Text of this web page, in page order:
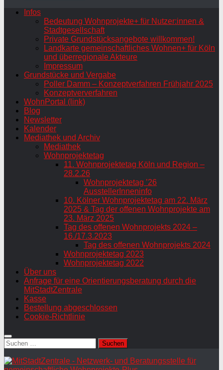
Infos
Bedeutung Wohnprojekte+ für Nutzer:innen &
Stadtgesellschaft
Private Grundstücksangebote willkommen!
Landkarte gemeinschaftliches Wohnen+ für Köln
und überregionale Akteure
Impressum
Grundstücke und Vergabe
Poller Damm – Konzeptverfahren Frühjahr 2025
Konzeptververfahren
WohnPortal (link)
Blog
Newsletter
Kalender
Mediathek und Archiv
Mediathek
Wohnprojektetag
11. Wohnprojektetag Köln und Region –
28.2.26
Wohnprojektetag ’26
AusstellerInneninfo
10. Kölner Wohnprojektetag am 22. März
2025 & Tag der offenen Wohnprojekte am
23. März 2025
Tag des offenen Wohnprojekts 2024 –
16./17.3.2023
Tag des offenen Wohnprojekts 2024
Wohnprojektetag 2023
Wohnprojektetag 2022
Über uns
Anfrage für eine Orientierungsberatung durch die
MitStadtZentrale
Kasse
Bestellung abgeschlossen
Cookie-Richtlinie
Suchen
nach: